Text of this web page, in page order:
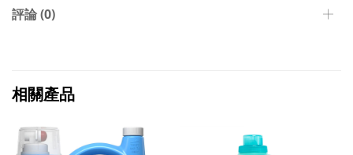
評論 (0)
相關產品